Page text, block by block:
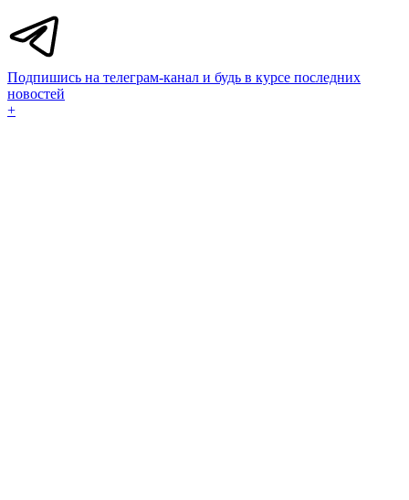
Подпишись на телеграм-канал и будь в курсе последних
новостей
+